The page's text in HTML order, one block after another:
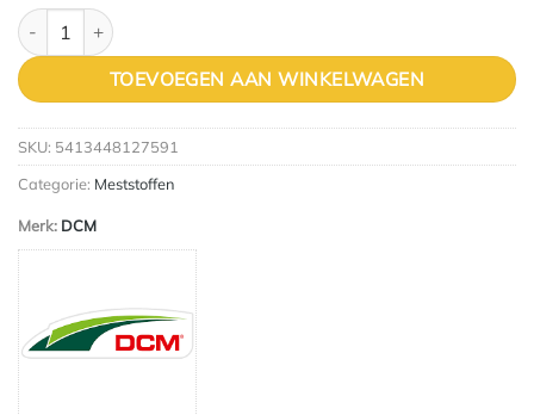
DCM MESTSTOF TOMATEN (MG) (3KG) (SD) aantal
TOEVOEGEN AAN WINKELWAGEN
SKU: 5413448127591
Categorie: Meststoffen
Merk: DCM